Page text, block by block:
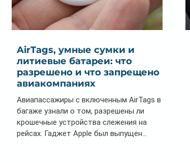
AirTags, умные сумки и
литиевые батареи: что
разрешено и что запрещено в
авиакомпаниях
Авиапассажиры с включенным AirTags в
багаже узнали о том, разрешены ли
крошечные устройства слежения на
рейсах. Гаджет Apple был выпущен...